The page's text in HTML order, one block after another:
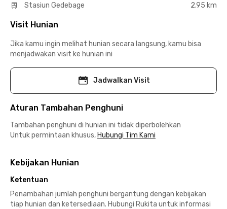
Stasiun Gedebage
2.95 km
Visit Hunian
Jika kamu ingin melihat hunian secara langsung, kamu bisa
menjadwakan visit ke hunian ini
Jadwalkan Visit
Aturan Tambahan Penghuni
Tambahan penghuni di hunian ini tidak diperbolehkan
Untuk permintaan khusus, Hubungi Tim Kami
Kebijakan Hunian
Ketentuan
Penambahan jumlah penghuni bergantung dengan kebijakan
tiap hunian dan ketersediaan. Hubungi Rukita untuk informasi